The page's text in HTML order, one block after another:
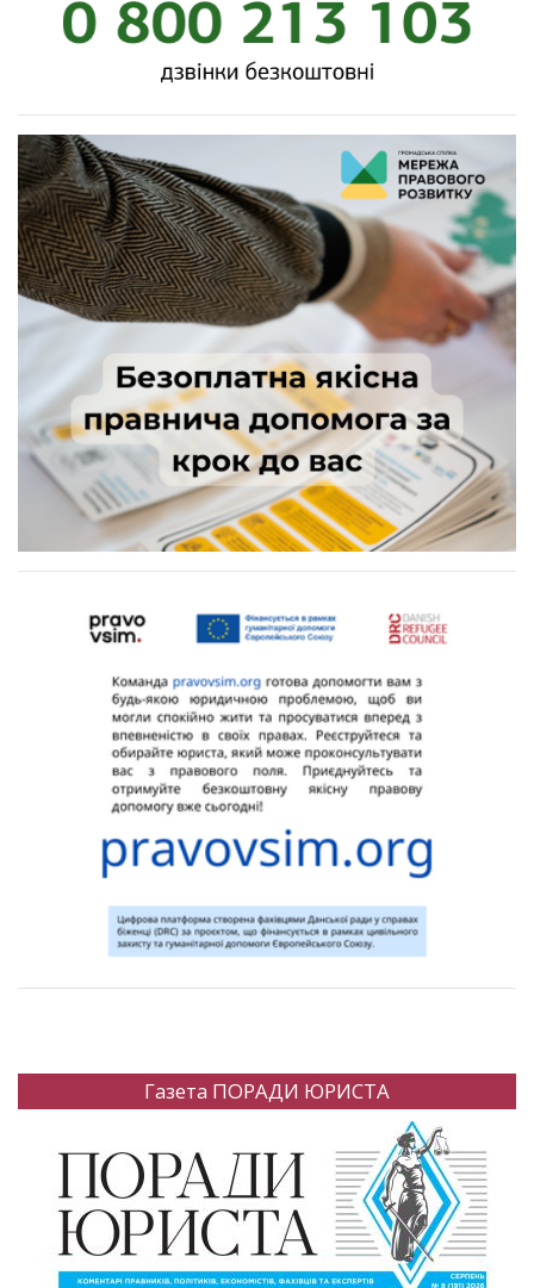
Газета ПОРАДИ ЮРИСТА